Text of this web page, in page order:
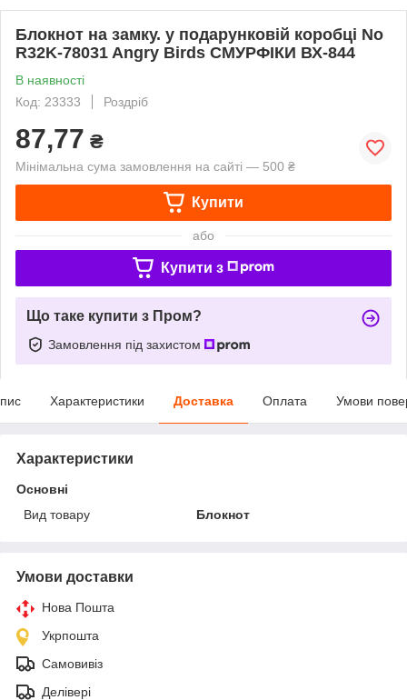
Блокнот на замку. у подарунковій коробці No
R32K-78031 Angry Birds СМУРФІКИ ВХ-844
В наявності
Код: 23333
Роздріб
87,77 ₴
Мінімальна сума замовлення на сайті — 500 ₴
Купити
або
Купити з
Що таке купити з Пром?
Замовлення під захистом
Характеристики Доставка Оплата Умови
Характеристики
Основні
Вид товару
Блокнот
Умови доставки
Нова Пошта
Укрпошта
Самовивіз
Делівері